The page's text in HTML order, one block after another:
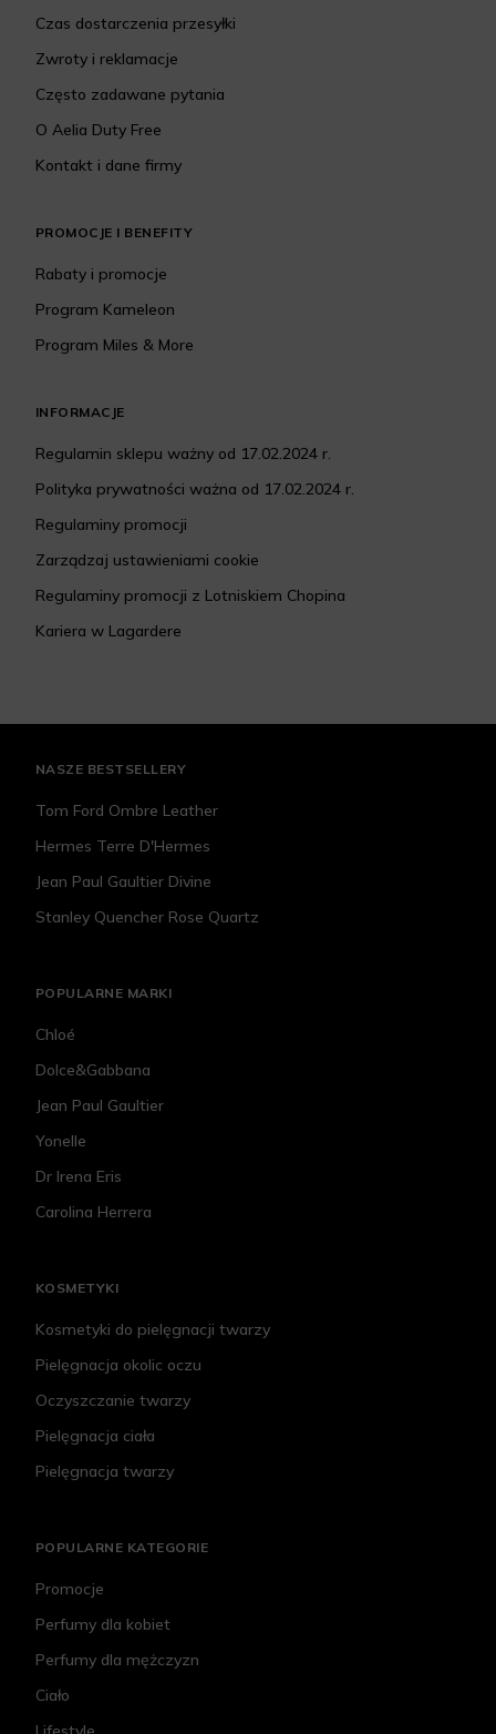
Czas dostarczenia przesyłki
Zwroty i reklamacje
Często zadawane pytania
O Aelia Duty Free
Kontakt i dane firmy
PROMOCJE I BENEFITY
Rabaty i promocje
Program Kameleon
Program Miles & More
INFORMACJE
Regulamin sklepu ważny od 17.02.2024 r.
Polityka prywatności ważna od 17.02.2024 r.
Regulaminy promocji
Zarządzaj ustawieniami cookie
Regulaminy promocji z Lotniskiem Chopina
Kariera w Lagardere
NASZE BESTSELLERY
Tom Ford Ombre Leather
Hermes Terre D'Hermes
Jean Paul Gaultier Divine
Stanley Quencher Rose Quartz
POPULARNE MARKI
Chloé
Dolce&Gabbana
Jean Paul Gaultier
Yonelle
Dr Irena Eris
Carolina Herrera
KOSMETYKI
Kosmetyki do pielęgnacji twarzy
Pielęgnacja okolic oczu
Oczyszczanie twarzy
Pielęgnacja ciała
Pielęgnacja twarzy
POPULARNE KATEGORIE
Promocje
Perfumy dla kobiet
Perfumy dla mężczyzn
Ciało